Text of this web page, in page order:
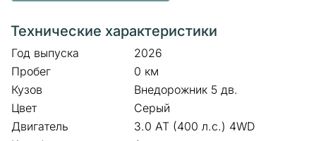
Технические характеристики
Год выпуска
2026
Пробег
0 км
Кузов
Внедорожник 5 дв.
Цвет
Серый
Двигатель
3.0 AT (400 л.с.) 4WD